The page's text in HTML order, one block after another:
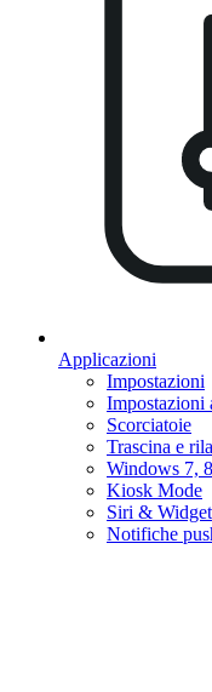
Applicazioni
Impostazioni
Impostazioni
Scorciatoie
Trascina e
Windows 7, 8
Kiosk Mode
Siri & Widget
Notifiche